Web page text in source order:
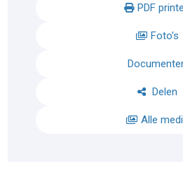
PDF
Foto's
Delen
Alle